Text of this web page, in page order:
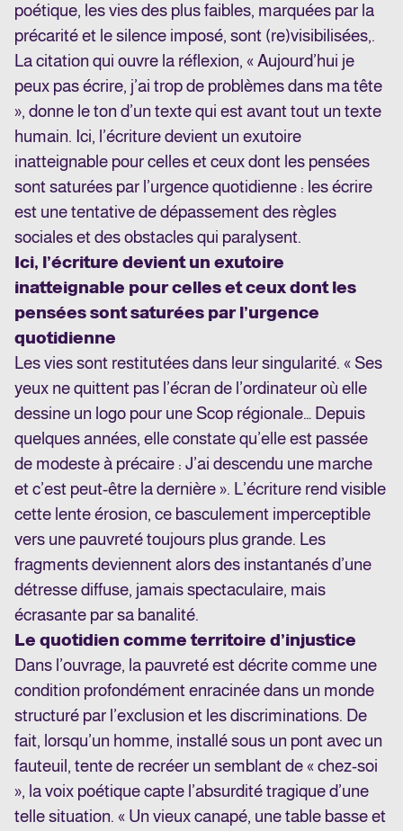
poétique, les vies des plus faibles, marquées par la
précarité et le silence imposé, sont (re)visibilisées,.
La citation qui ouvre la réflexion, « Aujourd’hui je
peux pas écrire, j’ai trop de problèmes dans ma tête
», donne le ton d’un texte qui est avant tout un texte
humain. Ici, l’écriture devient un exutoire
inatteignable pour celles et ceux dont les pensées
sont saturées par l’urgence quotidienne : les écrire
est une tentative de dépassement des règles
sociales et des obstacles qui paralysent.
Ici, l’écriture devient un exutoire
inatteignable pour celles et ceux dont les
pensées sont saturées par l’urgence
quotidienne
Les vies sont restitutées dans leur singularité. « Ses
yeux ne quittent pas l’écran de l’ordinateur où elle
dessine un logo pour une Scop régionale… Depuis
quelques années, elle constate qu’elle est passée
de modeste à précaire : J’ai descendu une marche
et c’est peut-être la dernière ». L’écriture rend visible
cette lente érosion, ce basculement imperceptible
vers une pauvreté toujours plus grande. Les
fragments deviennent alors des instantanés d’une
détresse diffuse, jamais spectaculaire, mais
écrasante par sa banalité.
Le quotidien comme territoire d’injustice
Dans l’ouvrage, la pauvreté est décrite comme une
condition profondément enracinée dans un monde
structuré par l’exclusion et les discriminations. De
fait, lorsqu’un homme, installé sous un pont avec un
fauteuil, tente de recréer un semblant de « chez-soi
», la voix poétique capte l’absurdité tragique d’une
telle situation. « Un vieux canapé, une table basse et